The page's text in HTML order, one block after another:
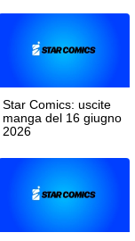
Star Comics: uscite
manga del 16 giugno
2026